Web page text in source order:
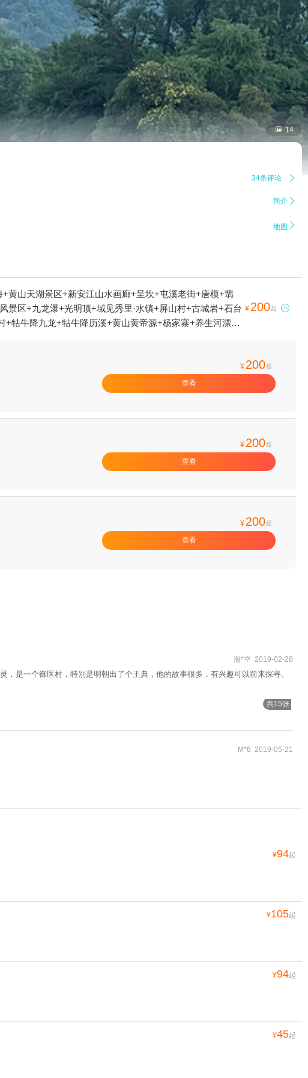
 14
34条评论 
简介 
地图 
黄山天湖景区+新安江山水画廊+呈坎+屯溪老街+唐模+翡
区+九龙瀑+光明顶+域见秀里·水镇+屏山村+古城岩+石台
牯牛降九龙+牯牛降历溪+黄山黄帝源+杨家寨+养生河漂流
合肥万普拓展基地（黄山）+守拙园+古徽州文化旅游区
村冰雪世界+黄山市徽州雕刻博物馆+岭南景区+新安江激
屯之谷景区+黄山市城市展示馆+黄山不夜城+漫溪里游乐
世界+徽州府衙+新安江+齐云山自由家营地+黄山徽秀1日
¥ 200起 
¥ 200起
查看
¥ 200起
查看
¥ 200起
查看
海*空 2019-02-28
是一个御医村，特别是明朝出了个王典，他的故事很多，有兴趣可以前来探寻。
共15张
M*6 2019-05-21
¥94起
¥105起
¥94起
¥45起